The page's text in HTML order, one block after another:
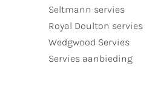
Seltmann servies
Royal Doulton servies
Wedgwood Servies
Servies aanbieding